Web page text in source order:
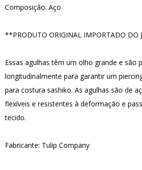
Composição: Aço
**PRODUTO ORIGINAL IMPORTADO DO
Essas agulhas têm um olho grande e são
longitudinalmente para garantir um
para costura sashiko. As agulhas são de
flexíveis e resistentes à deformação e
tecido.
Fabricante: Tulip Company